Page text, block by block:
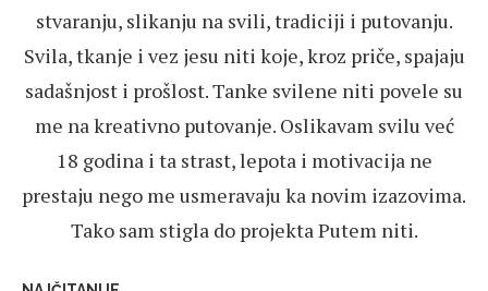
stvaranju, slikanju na svili, tradiciji i putovanju.
Svila, tkanje i vez jesu niti koje, kroz priče, spajaju
sadašnjost i prošlost. Tanke svilene niti povele su
me na kreativno putovanje. Oslikavam svilu već
18 godina i ta strast, lepota i motivacija ne
prestaju nego me usmeravaju ka novim izazovima.
Tako sam stigla do projekta Putem niti.